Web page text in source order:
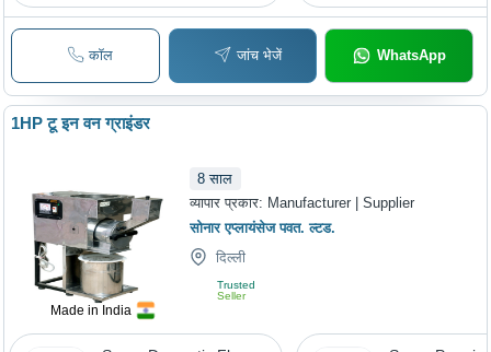
कॉल जांच भेजें WhatsApp
Made in India
1HP टू इन वन ग्राइंडर
8 साल
व्यापार प्रकार: Manufacturer | Supplier
सोनार एप्लायंसेज पवत. ल्टड.
दिल्ली
Trusted
Seller